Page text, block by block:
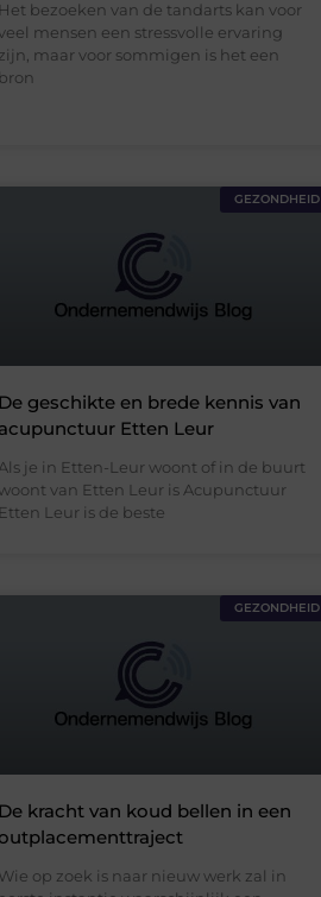
Het bezoeken van de tandarts kan voor
mensen een stressvolle ervaring
zijn, maar voor sommigen is het een
bron
GEZONDHEID
De geschikte en brede kennis van
acupunctuur Etten Leur
je in Etten-Leur woont of in de buurt
van Etten Leur is Acupunctuur
Etten Leur is de beste
GEZONDHEID
De kracht van koud bellen in een
Wie op zoek is naar nieuw werk zal in